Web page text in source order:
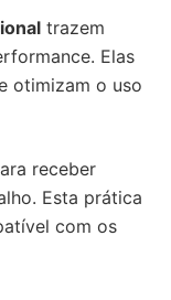
trazem
Elas
otimizam o uso
receber
Esta prática
com os